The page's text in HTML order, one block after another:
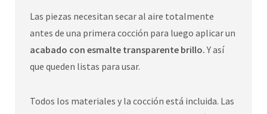
Las piezas necesitan secar al aire totalmente
antes de una primera cocción para luego aplicar un
acabado con esmalte transparente brillo.Y así
que queden listas para usar.
Todos los materiales y la cocción está incluida. Las